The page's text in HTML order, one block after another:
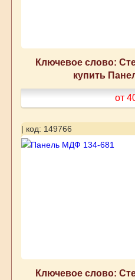
Ключевое слово:
купить
от
| код: 149766
Ключевое слово: